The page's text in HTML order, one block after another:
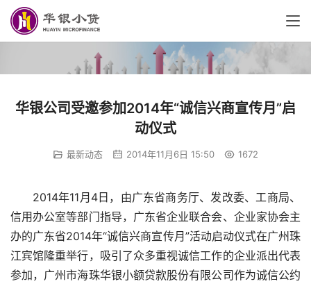
华银公司受邀参加2014年“诚信兴商宣传月”启
动仪式
最新动态 2014年11月6日 15:50 1672
2014年11月4日，由广东省商务厅、发改委、工商局、
信用办公室等部门指导，广东省企业联合会、企业家协会主
办的广东省2014年“诚信兴商宣传月”活动启动仪式在广州珠
江宾馆隆重举行，吸引了众多重视诚信工作的企业派出代表
参加，广州市海珠华银小额贷款股份有限公司作为诚信公约